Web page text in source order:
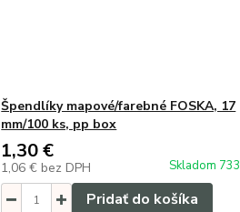
Špendlíky mapové/farebné FOSKA, 17
mm/100 ks, pp box
1,30 €
1,06 € bez DPH Skladom 733
Pridať do košíka